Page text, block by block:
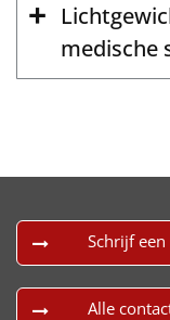
medische
Schrijf
Alle